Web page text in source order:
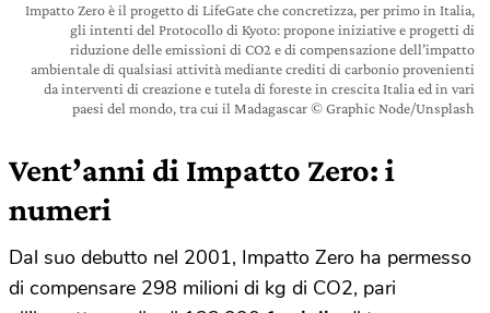
Impatto Zero è il progetto di LifeGate che concretizza, per primo in Italia,
gli intenti del Protocollo di Kyoto: propone iniziative e progetti di
riduzione delle emissioni di CO2 e di compensazione dell’impatto
ambientale di qualsiasi attività mediante crediti di carbonio provenienti
da interventi di creazione e tutela di foreste in crescita Italia ed in vari
paesi del mondo, tra cui il Madagascar © Graphic Node/Unsplash
Vent’anni di Impatto Zero: i
numeri
Dal suo debutto nel 2001, Impatto Zero ha permesso
di compensare 298 milioni di kg di CO2, pari